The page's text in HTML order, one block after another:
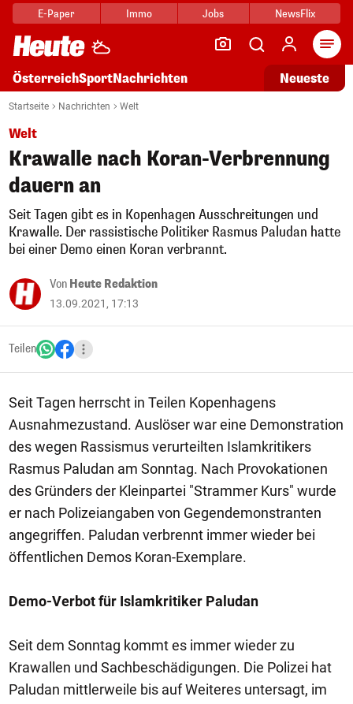
E-Paper Immo Jobs NewsFlix
ÖsterreichSportNachrichten Neueste
Startseite Nachrichten Welt
Welt
Krawalle nach Koran-Verbrennung
dauern an
Seit Tagen gibt es in Kopenhagen Ausschreitungen und
Krawalle. Der rassistische Politiker Rasmus Paludan hatte
bei einer Demo einen Koran verbrannt.
Von Heute Redaktion
13.09.2021, 17:13
Teilen
Seit Tagen herrscht in Teilen Kopenhagens
Ausnahmezustand. Auslöser war eine Demonstration
des wegen Rassismus verurteilten Islamkritikers
Rasmus Paludan am Sonntag. Nach Provokationen
des Gründers der Kleinpartei "Strammer Kurs" wurde
er nach Polizeiangaben von Gegendemonstranten
angegriffen. Paludan verbrennt immer wieder bei
öffentlichen Demos Koran-Exemplare.
Demo-Verbot für Islamkritiker Paludan
Seit dem Sonntag kommt es immer wieder zu
Krawallen und Sachbeschädigungen. Die Polizei hat
Paludan mittlerweile bis auf Weiteres untersagt, im